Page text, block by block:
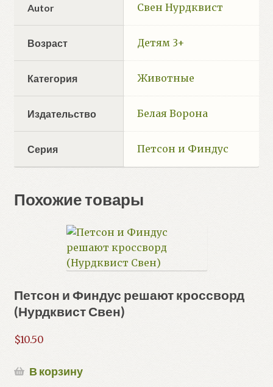
Autor Свен Нурдквист
Возраст Детям 3+
Категория Животные
Издательство Белая Ворона
Серия Петсон и Финдус
Похожие товары
Петсон и Финдус решают кроссворд
(Нурдквист Свен)
$10.50
В корзину